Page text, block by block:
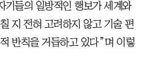
기들의 일방적인 행보가 세계와
지 전혀 고려하지 않고 기술 편
반칙을 거듭하고 있다”며 이렇